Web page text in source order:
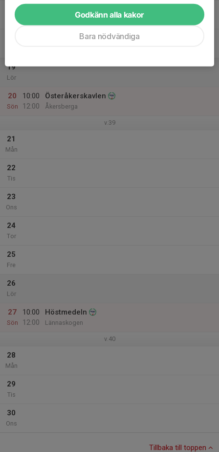
17
Tor
19
Lör
20
Sön
10:00
12:00
Österåkerskavlen
Åkersberga
v.39
21
Mån
22
Tis
23
Ons
24
Tor
25
Fre
26
Lör
27
Sön
10:00
12:00
Höstmedeln
Lännaskogen
v.40
28
Mån
29
Tis
30
Ons
Tillbaka till toppen
Godkänn alla kakor
Bara nödvändiga